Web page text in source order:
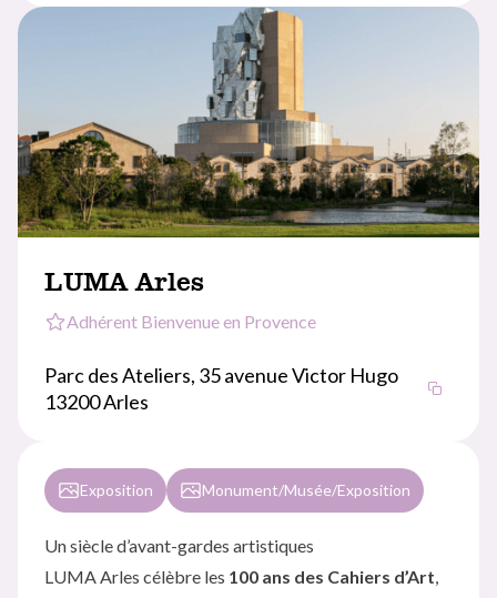
LUMA Arles
Adhérent Bienvenue en Provence
Parc des Ateliers, 35 avenue Victor Hugo
13200 Arles
Exposition Monument/Musée/Exposition
Un siècle d’avant-gardes artistiques
LUMA Arles célèbre les 100 ans des Cahiers d’Art,